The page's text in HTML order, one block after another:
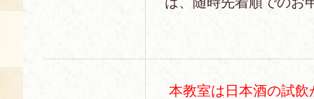
本教室は日本酒の試